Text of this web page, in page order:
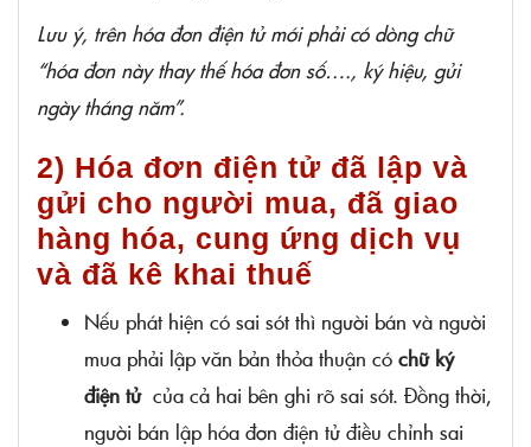
Lưu ý, trên hóa đơn điện tử mới phải có dòng chữ
“hóa đơn này thay thế hóa đơn số…., ký hiệu, gửi
ngày tháng năm”.
2) Hóa đơn điện tử đã lập và
gửi cho người mua, đã giao
hàng hóa, cung ứng dịch vụ
và đã kê khai thuế
Nếu phát hiện có sai sót thì người bán và người
mua phải lập văn bản thỏa thuận có chữ ký
điện tửcủa cả hai bên ghi rõ sai sót. Đồng thời,
người bán lập hóa đơn điện tử điều chỉnh sai